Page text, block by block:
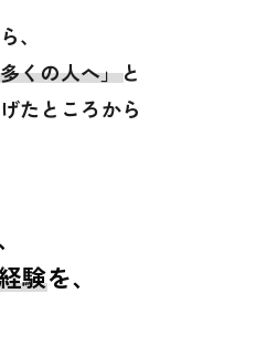
、
くの人へ」と
たところから
験を、